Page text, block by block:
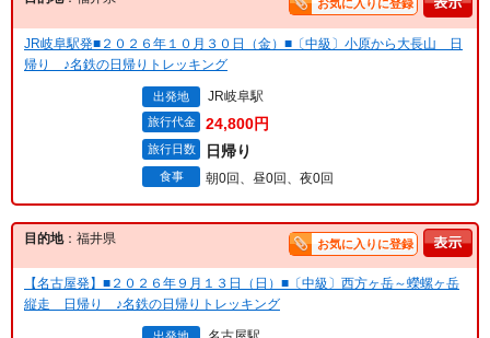
お気に入りに登録
JR岐阜駅発■２０２６年１０月３０日（金）■〔中級〕小原から大長山 日
帰り ♪名鉄の日帰りトレッキング
出発地 JR岐阜駅
旅行代金 24,800円
旅行日数 日帰り
食事 朝0回、昼0回、夜0回
目的地：福井県 お気に入りに登録
【名古屋発】■２０２６年９月１３日（日）■〔中級〕西方ヶ岳～蠑螺ヶ岳
縦走 日帰り ♪名鉄の日帰りトレッキング